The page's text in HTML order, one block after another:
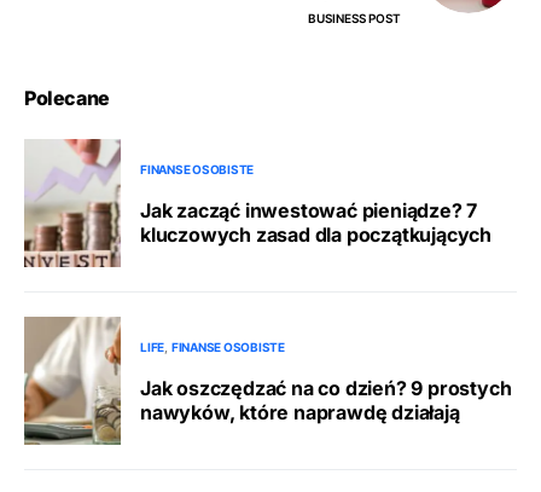
BUSINESS POST
Polecane
FINANSE OSOBISTE
Jak zacząć inwestować pieniądze? 7
kluczowych zasad dla początkujących
LIFE FINANSE OSOBISTE
Jak oszczędzać na co dzień? 9 prostych
nawyków, które naprawdę działają